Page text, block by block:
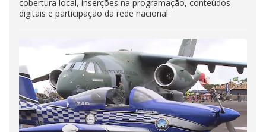
cobertura local, inserções na programação, conteúdos
digitais e participação da rede nacional